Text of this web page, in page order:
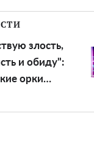
злость,
и обиду":
орки
контроля над